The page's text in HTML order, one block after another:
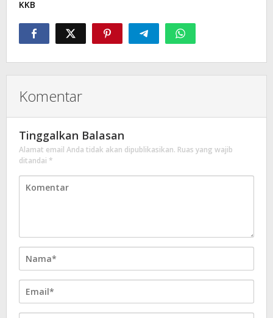
KKB
Komentar
Tinggalkan Balasan
Alamat email Anda tidak akan dipublikasikan. Ruas yang wajib
ditandai *